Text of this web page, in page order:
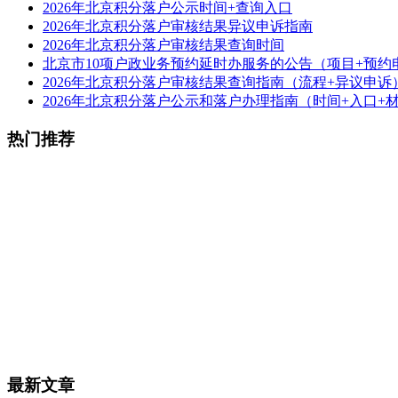
2026年北京积分落户公示时间+查询入口
2026年北京积分落户审核结果异议申诉指南
2026年北京积分落户审核结果查询时间
北京市10项户政业务预约延时办服务的公告（项目+预约
2026年北京积分落户审核结果查询指南（流程+异议申诉）
2026年北京积分落户公示和落户办理指南（时间+入口+材
热门推荐
最新文章